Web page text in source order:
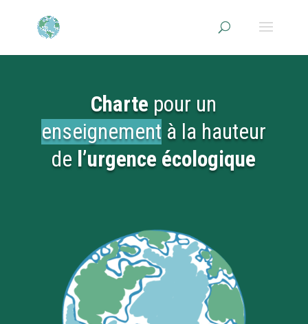
Charte pour un
enseignement à la hauteur
de l’urgence écologique